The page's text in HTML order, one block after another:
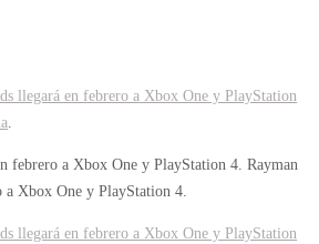
llegará en febrero a Xbox One y PlayStation
.
febrero a Xbox One y PlayStation 4.Rayman
a Xbox One y PlayStation 4.
llegará en febrero a Xbox One y PlayStation